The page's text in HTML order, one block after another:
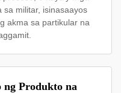
sa militar, isinasaayos
akma sa partikular na
ng Produkto na